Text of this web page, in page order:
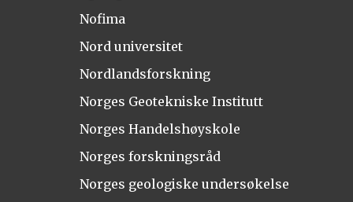
Nofima
Nord universitet
Nordlandsforskning
Norges Geotekniske Institutt
Norges Handelshøyskole
Norges forskningsråd
Norges geologiske undersøkelse